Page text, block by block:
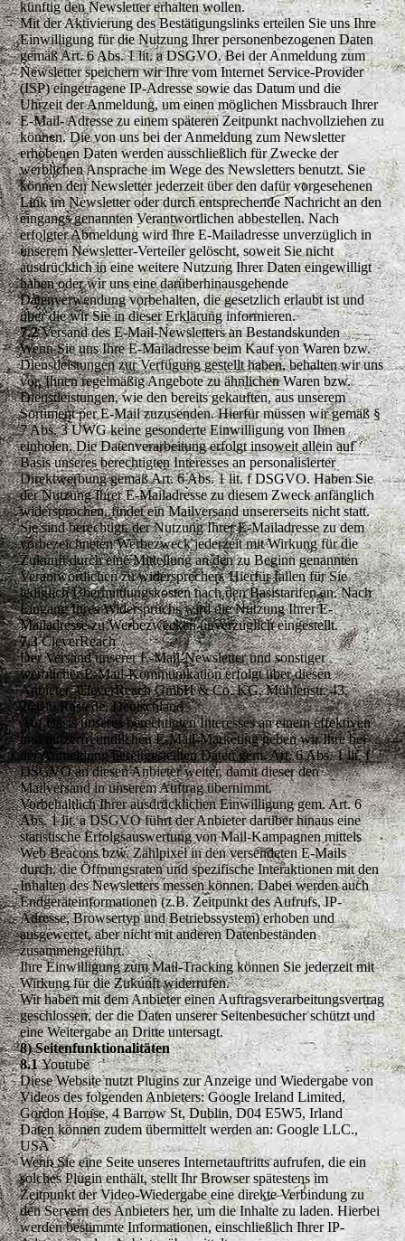
künftig den Newsletter erhalten wollen.
Mit der Aktivierung des Bestätigungslinks erteilen Sie uns Ihre
Einwilligung für die Nutzung Ihrer personenbezogenen Daten
gemäß Art. 6 Abs. 1 lit. a DSGVO. Bei der Anmeldung zum
Newsletter speichern wir Ihre vom Internet Service-Provider
(ISP) eingetragene IP-Adresse sowie das Datum und die
Uhrzeit der Anmeldung, um einen möglichen Missbrauch Ihrer
E-Mail- Adresse zu einem späteren Zeitpunkt nachvollziehen zu
können. Die von uns bei der Anmeldung zum Newsletter
erhobenen Daten werden ausschließlich für Zwecke der
werblichen Ansprache im Wege des Newsletters benutzt. Sie
können den Newsletter jederzeit über den dafür vorgesehenen
Link im Newsletter oder durch entsprechende Nachricht an den
eingangs genannten Verantwortlichen abbestellen. Nach
erfolgter Abmeldung wird Ihre E-Mailadresse unverzüglich in
unserem Newsletter-Verteiler gelöscht, soweit Sie nicht
ausdrücklich in eine weitere Nutzung Ihrer Daten eingewilligt
haben oder wir uns eine darüberhinausgehende
Datenverwendung vorbehalten, die gesetzlich erlaubt ist und
über die wir Sie in dieser Erklärung informieren.
7.2Versand des E-Mail-Newsletters an Bestandskunden
Wenn Sie uns Ihre E-Mailadresse beim Kauf von Waren bzw.
Dienstleistungen zur Verfügung gestellt haben, behalten wir uns
vor, Ihnen regelmäßig Angebote zu ähnlichen Waren bzw.
Dienstleistungen, wie den bereits gekauften, aus unserem
Sortiment per E-Mail zuzusenden. Hierfür müssen wir gemäß §
7 Abs. 3 UWG keine gesonderte Einwilligung von Ihnen
einholen. Die Datenverarbeitung erfolgt insoweit allein auf
Basis unseres berechtigten Interesses an personalisierter
Direktwerbung gemäß Art. 6 Abs. 1 lit. f DSGVO. Haben Sie
der Nutzung Ihrer E-Mailadresse zu diesem Zweck anfänglich
widersprochen, findet ein Mailversand unsererseits nicht statt.
Sie sind berechtigt, der Nutzung Ihrer E-Mailadresse zu dem
vorbezeichneten Werbezweck jederzeit mit Wirkung für die
Zukunft durch eine Mitteilung an den zu Beginn genannten
Verantwortlichen zu widersprechen. Hierfür fallen für Sie
lediglich Übermittlungskosten nach den Basistarifen an. Nach
Eingang Ihres Widerspruchs wird die Nutzung Ihrer E-
Mailadresse zu Werbezwecken unverzüglich eingestellt.
7.3CleverReach
Der Versand unserer E-Mail-Newsletter und sonstiger
werblicher E-Mail-Kommunikation erfolgt über diesen
Anbieter: CleverReach GmbH & Co. KG, Mühlenstr. 43,
26180 Rastede, Deutschland
Auf Basis unseres berechtigten Interesses an einem effektiven
und nutzerfreundlichen E-Mail-Marketing geben wir Ihre bei
der Anmeldung bereitgestellten Daten gem. Art. 6 Abs. 1 lit. f
DSGVO an diesen Anbieter weiter, damit dieser den
Mailversand in unserem Auftrag übernimmt.
Vorbehaltlich Ihrer ausdrücklichen Einwilligung gem. Art. 6
Abs. 1 lit. a DSGVO führt der Anbieter darüber hinaus eine
statistische Erfolgsauswertung von Mail-Kampagnen mittels
Web Beacons bzw. Zählpixel in den versendeten E-Mails
durch, die Öffnungsraten und spezifische Interaktionen mit den
Inhalten des Newsletters messen können. Dabei werden auch
Endgeräteinformationen (z.B. Zeitpunkt des Aufrufs, IP-
Adresse, Browsertyp und Betriebssystem) erhoben und
ausgewertet, aber nicht mit anderen Datenbeständen
zusammengeführt.
Ihre Einwilligung zum Mail-Tracking können Sie jederzeit mit
Wirkung für die Zukunft widerrufen.
Wir haben mit dem Anbieter einen Auftragsverarbeitungsvertrag
geschlossen, der die Daten unserer Seitenbesucher schützt und
eine Weitergabe an Dritte untersagt.
8) Seitenfunktionalitäten
8.1Youtube
Diese Website nutzt Plugins zur Anzeige und Wiedergabe von
Videos des folgenden Anbieters: Google Ireland Limited,
Gordon House, 4 Barrow St, Dublin, D04 E5W5, Irland
Daten können zudem übermittelt werden an: Google LLC.,
USA
Wenn Sie eine Seite unseres Internetauftritts aufrufen, die ein
solches Plugin enthält, stellt Ihr Browser spätestens im
Zeitpunkt der Video-Wiedergabe eine direkte Verbindung zu
den Servern des Anbieters her, um die Inhalte zu laden. Hierbei
werden bestimmte Informationen, einschließlich Ihrer IP-